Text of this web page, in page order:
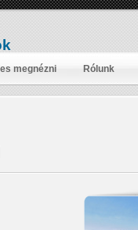
megnézni Rólunk